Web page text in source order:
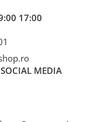
17:00
MEDIA